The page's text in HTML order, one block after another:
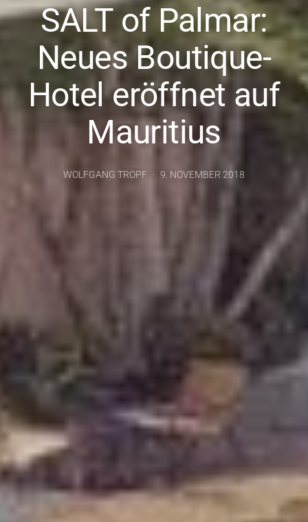
SALT of Palmar:
Neues Boutique-
Hotel eröffnet auf
Mauritius
WOLFGANG TROPF 9. NOVEMBER 2018